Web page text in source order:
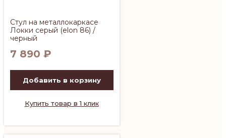
Стул на металлокаркасе
Локки серый (elon 86) /
черный
7 890 ₽
Добавить в корзину
Купить товар в 1 клик